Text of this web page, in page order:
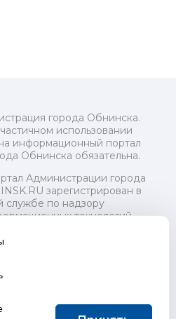
города Обнинска.
использовании
информационный портал
Обнинска обязательна.
Администрации города
зарегистрирован в
службе по надзору
технологий
(Роскомнадзор) 24 июля
года.
Эл № ФС77-73321
(исполнительно-
городского округа "Город
редактор: Байкова Е.А.
почты Редакции: